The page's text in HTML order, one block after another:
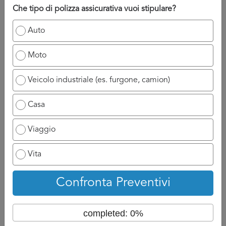
ci sembra un numero ragionevole cosi che:
Da un lato voi non siate sommersi dalle telefonate e
fornitori.
da poter fare serenamente la vostra scelta.
DI solito, stimiamo a 3 o 4 il numero di preventiviBroker
Assicurativo Imperia
scelta in serenità.
Un’ultima accortezza: se sapete già che nei giorni a venire
sarete molto occupati e quindi non disponibili e pensate
che sia più opportuno che il fornitoreBroker Assicurativo
parli direttamente con uno dei vostri collaboratori,
non esitate ad indicare il suo nome nel form. In questo
modo il fornitoreBroker Assicurativo Imperiachiederà
direttamente della persona designata senza far perdere
Che tipo di polizza assicurativa vuoi stipulare?
Auto
Moto
Veicolo industriale (es. furgone, camion)
Casa
Viaggio
Vita
Confronta Preventivi
completed: 0%